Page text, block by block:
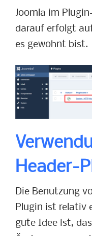
Joomla im
darauf erfolgt
es gewohnt bist.
Header-
Die Benutzung
Plugin ist relativ
gute Idee ist,